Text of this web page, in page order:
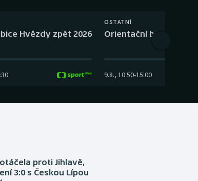
Hvězdy zpět 2026
OSTATNÍ
Orientační běh: SP
9.8., 10:50-15:00
proti Jihlavě,
3:0 s Českou Lípou